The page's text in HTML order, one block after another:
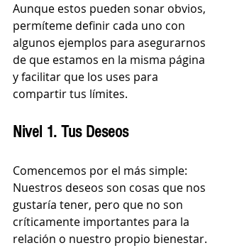
Aunque estos pueden sonar obvios,
permíteme definir cada uno con
algunos ejemplos para asegurarnos
de que estamos en la misma página
y facilitar que los uses para
compartir tus límites.
Nivel 1. Tus Deseos
Comencemos por el más simple:
Nuestros deseos son cosas que nos
gustaría tener, pero que no son
críticamente importantes para la
relación o nuestro propio bienestar.